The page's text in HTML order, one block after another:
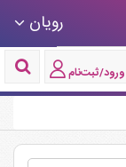
رویان
ورود/ثبت‌نام